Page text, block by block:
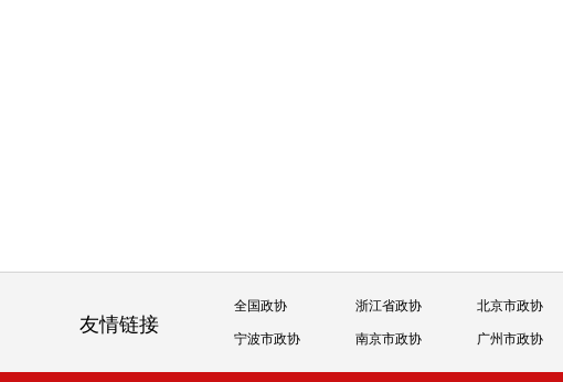
友情链接
全国政协 浙江省政协 北京市政协
宁波市政协 南京市政协 广州市政协